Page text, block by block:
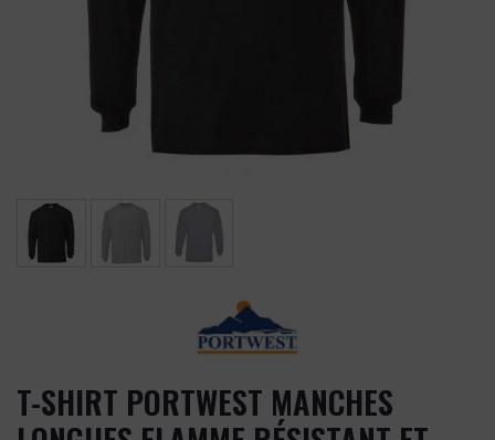
T-SHIRT PORTWEST MANCHES